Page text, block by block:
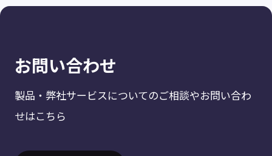
お問い合わせ
製品・弊社サービスについてのご相談やお問い合わ
せはこちら